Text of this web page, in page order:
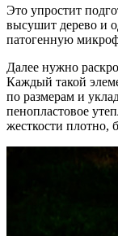
Это упростит
высушит дерево и
патогенную
Далее нужно
Каждый такой
по размерам и
пенопластовое
жесткости плотно,